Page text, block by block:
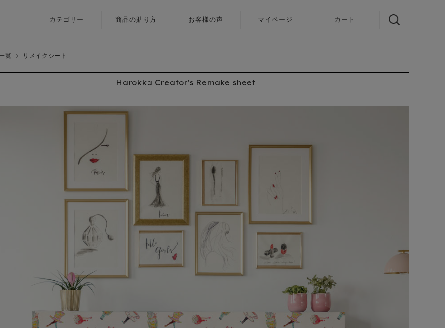
カテゴリー
リメイクシール
〈メルア〉
〈クリエイター
デザイン障子紙
壁紙
カラー壁紙
〈ヒューモ〉
商品の貼り方
ふすま用
リメイクシール
カラヴィ
お客様の声 マイページ カート
覧 リメイクシート
Harokka Creator's Remake sheet